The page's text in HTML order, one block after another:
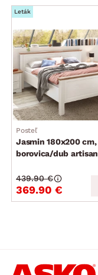
Leták
Posteľ
Jasmin 180x200 cm,
borovica/dub artisan
369.90 €
439.90 €